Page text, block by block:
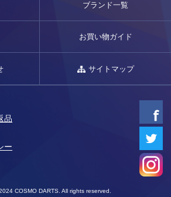
ブランド一覧
お買い物ガイド
サイトマップ
品
ー
COSMO DARTS. All rights reserved.